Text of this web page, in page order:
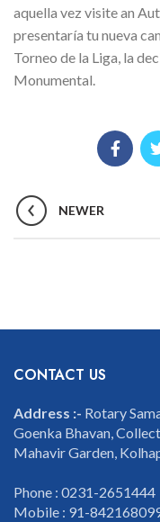
aquella vez visite an
presentaría tu nueva
Torneo de la Liga, la
Monumental.
NEWER
CONTACT US
Address :- Rotary
Goenka Bhavan,
Mahavir Garden,
Phone : 0231-2651444
Mobile : 91-